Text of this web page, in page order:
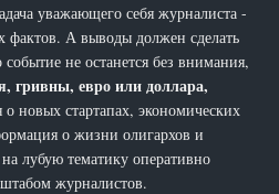
уважающего себя журналиста -
фактов. А выводы должен сделать
не останется без внимания,
гривны, евро или доллара,
о новых стартапах, экономических
о жизни олигархов и
на лубую тематику оперативно
журналистов.